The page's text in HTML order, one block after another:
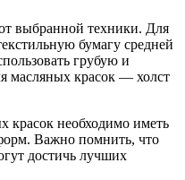
выбранной техники. Для
бумагу средней
грубую и
масляных красок — холст
красок необходимо иметь
Важно помнить, что
достичь лучших